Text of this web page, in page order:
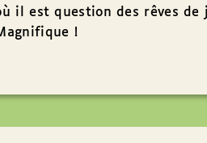
il est question des rêves de
!